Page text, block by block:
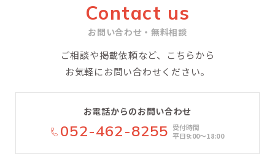
Contact us
お問い合わせ・無料相談
ご相談や掲載依頼など、こちらから
お気軽にお問い合わせください。
お電話からのお問い合わせ
052-462-8255 受付時間
平日9:00〜18:00